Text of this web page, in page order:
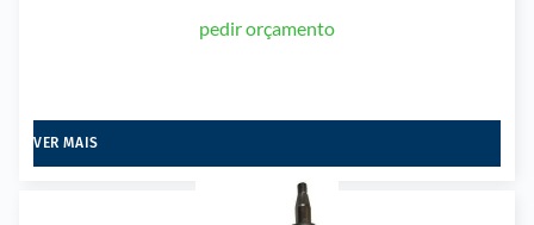
pedir orçamento
VER MAIS